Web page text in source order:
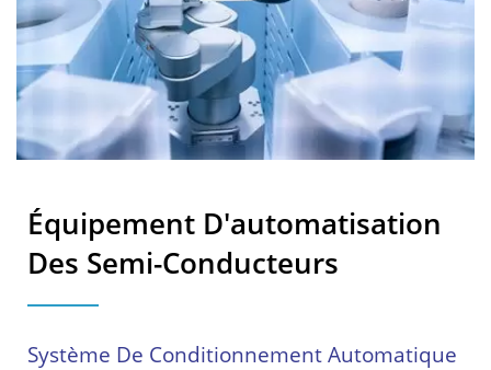
Équipement D'automatisation
Des Semi-Conducteurs
Système De Conditionnement Automatique